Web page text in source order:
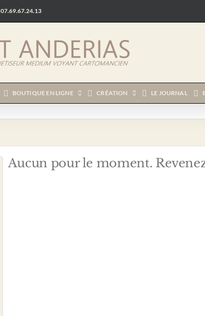
07.69.67.24.13
BOUTIQUE EN LIGNE CRÉATION LE JOURNAL
Aucun pour le moment.